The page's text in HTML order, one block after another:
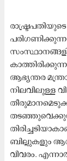
ആഭ്യന്തര
നിലവിലുള്ള
ബില്ലുകളും
വിവരം.